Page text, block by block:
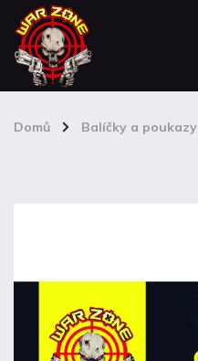
Domů / Balíčky a poukazy